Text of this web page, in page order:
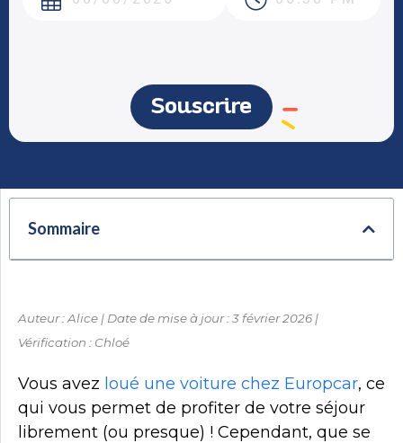
Souscrire
Sommaire
Auteur : Alice | Date de mise à jour : 3 février 2026 |
Vérification : Chloé
Vous avez loué une voiture chez Europcar, ce
qui vous permet de profiter de votre séjour
librement (ou presque) ! Cependant, que se